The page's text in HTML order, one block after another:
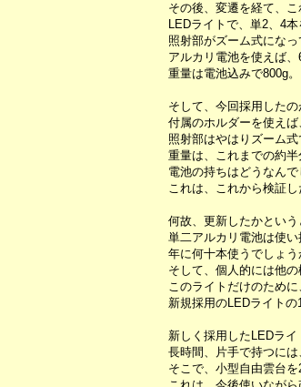
その後、変遷を経て、
LEDライトで、単2、4本
照射部がズーム式にな
アルカリ電池を使えば、
重量は電池込みで800g。
そして、今回採用した
付属のホルダーを使えば
照射部はやはりズーム
重量は、これまでの約半
電池の持ちはどうなん
これは、これから検証し
何故、更新したかという
単二アルカリ電池は使い
年に何十本使うでしょう
そして、個人的には他の
このライトだけのため
新規採用のLEDライト
新しく採用したLEDライ
長時間、片手で持つには
そこで、小型自由雲台